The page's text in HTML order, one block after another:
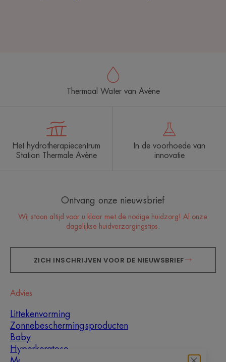
Thermaal Water van Avène
Het hydrotherapiecentrum
Station Thermale Avène
In de voorhoede van
innovatie
Ontvang onze nieuwsbrief
Wij staan altijd voor u klaar met de nodige huidzorg! Al onze
dagelijkse huidverzorgingstips.
ZICH INSCHRIJVEN VOOR DE NIEUWSBRIEF
Advies
Littekenvorming
Zonnebeschermingsproducten
Baby
Hyperkeratose